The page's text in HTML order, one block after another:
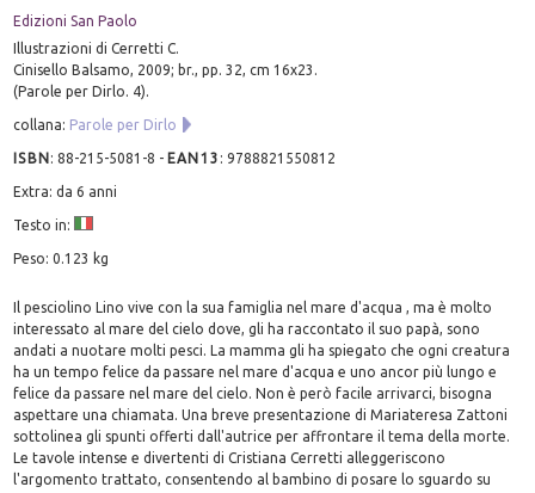
Edizioni San Paolo
Illustrazioni di Cerretti C.
Cinisello Balsamo, 2009; br., pp. 32, cm 16x23.
(Parole per Dirlo. 4).
collana: Parole per Dirlo
ISBN:88-215-5081-8 - EAN13 :9788821550812
Extra: da 6 anni
Testo in:
Peso: 0.123 kg
Il pesciolino Lino vive con la sua famiglia nel mare d'acqua , ma è molto
interessato al mare del cielo dove, gli ha raccontato il suo papà, sono
andati a nuotare molti pesci. La mamma gli ha spiegato che ogni creatura
ha un tempo felice da passare nel mare d'acqua e uno ancor più lungo e
felice da passare nel mare del cielo. Non è però facile arrivarci, bisogna
aspettare una chiamata. Una breve presentazione di Mariateresa Zattoni
sottolinea gli spunti offerti dall'autrice per affrontare il tema della morte.
Le tavole intense e divertenti di Cristiana Cerretti alleggeriscono
l'argomento trattato, consentendo al bambino di posare lo sguardo su